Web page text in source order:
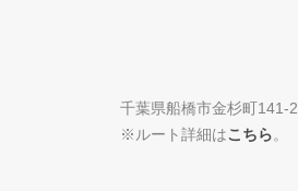
千葉県船橋市金杉町141-2
※ルート詳細はこちら。